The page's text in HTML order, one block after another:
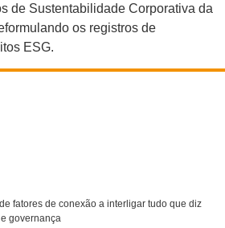
de Sustentabilidade Corporativa da
os registros de
ESG.
fatores de conexão a interligar tudo que diz
governança